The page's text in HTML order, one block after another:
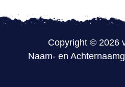
Copyright © 2026
Naam- en